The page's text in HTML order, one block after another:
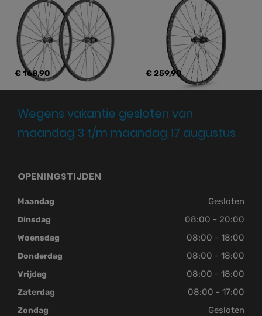
€ 168,90 € 259,90
Wegens vakantie gesloten van
maandag 3 t/m maandag 17 augustus
OPENINGSTIJDEN
Maandag Gesloten
Dinsdag 08:00 - 20:00
Woensdag 08:00 - 18:00
Donderdag 08:00 - 18:00
Vrijdag 08:00 - 18:00
Zaterdag 08:00 - 17:00
Zondag Gesloten